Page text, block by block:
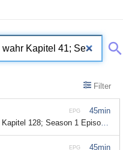
Filter
45min
EPG
Kapitel 128; Season 1 Episode 128
45min
EPG